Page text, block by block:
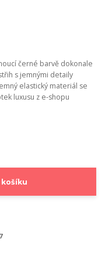
černé barvě dokonale
s jemnými detaily
elastický materiál se
luxusu z e-shopu